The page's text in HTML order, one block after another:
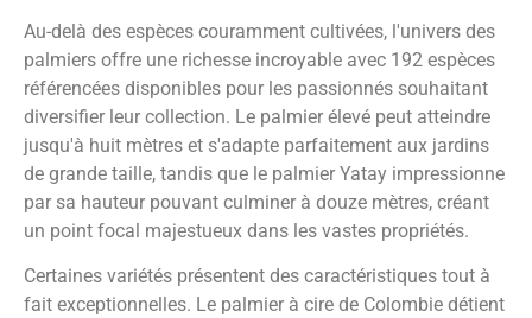
Au-delà des espèces couramment cultivées, l'univers des
palmiers offre une richesse incroyable avec 192 espèces
référencées disponibles pour les passionnés souhaitant
diversifier leur collection. Le palmier élevé peut atteindre
jusqu'à huit mètres et s'adapte parfaitement aux jardins
de grande taille, tandis que le palmier Yatay impressionne
par sa hauteur pouvant culminer à douze mètres, créant
un point focal majestueux dans les vastes propriétés.
Certaines variétés présentent des caractéristiques tout à
fait exceptionnelles. Le palmier à cire de Colombie détient